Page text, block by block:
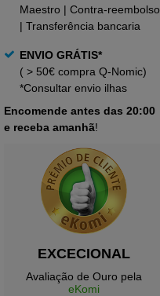
Maestro | Contra-reembolso
| Transferência bancaria
ENVIO GRÁTIS*
( > 50€ compra Q-Nomic)
*Consultarenvio ilhas
Encomende antes das 20:00
e receba amanhã!
EXCECIONAL
Avaliação de Ouro pela
eKomi